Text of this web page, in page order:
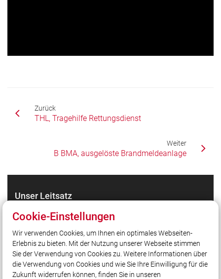
Zurück
THL, Tragehilfe Rettungsdienst
Weiter
B BMA, ausgelöste Brandmeldeanlage
Unser Leitsatz
24 Stunden am Tag,
7 Tage die Woche,
365 Tage im Jahr,
für Sie Einsatzbereit.
Cookie-Einstellungen
Wir verwenden Cookies, um Ihnen ein optimales Webseiten-
Erlebnis zu bieten. Mit der Nutzung unserer Webseite stimmen
Sie der Verwendung von Cookies zu. Weitere Informationen über
die Verwendung von Cookies und wie Sie Ihre Einwilligung für die
Zukunft widerrufen können, finden Sie in unseren